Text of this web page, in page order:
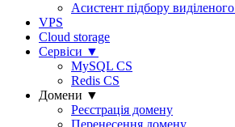
Асистент підбору
VPS
Cloud storage
Сервіси ▼
MySQL CS
Redis CS
Домени ▼
Реєстрація домену
Перенесення домену